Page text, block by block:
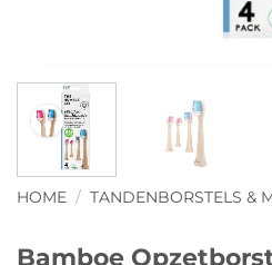
HOME / TANDENBORSTELS &
Bamboe